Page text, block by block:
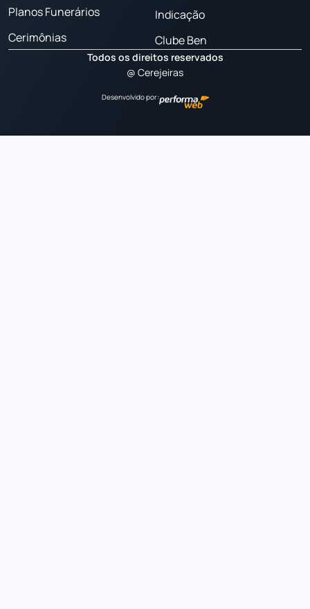
Planos Funerários
Cerimônias
Indicação
Clube Ben
Todos os direitos reservados
@ Cerejeiras
Desenvolvido por: